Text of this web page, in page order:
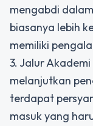
mengabdi
biasanya lebih
memiliki
3. Jalur
melanjutkan
terdapat
masuk yang